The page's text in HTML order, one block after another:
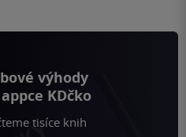
výhody
KDčko
tisíce knih